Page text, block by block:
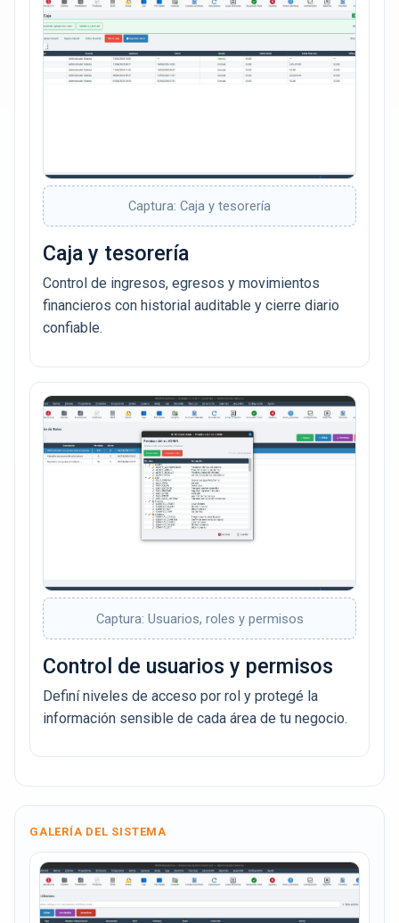
Captura: Caja y tesorería
Caja y tesorería
Control de ingresos, egresos y movimientos
financieros con historial auditable y cierre diario
confiable.
Captura: Usuarios, roles y permisos
Control de usuarios y permisos
Definí niveles de acceso por rol y protegé la
información sensible de cada área de tu negocio.
GALERÍA DEL SISTEMA